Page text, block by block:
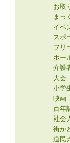
お取
まっ
イベ
スポ
フリ
ホー
介護
大会
小学
映画
百年
社会
街か
道民